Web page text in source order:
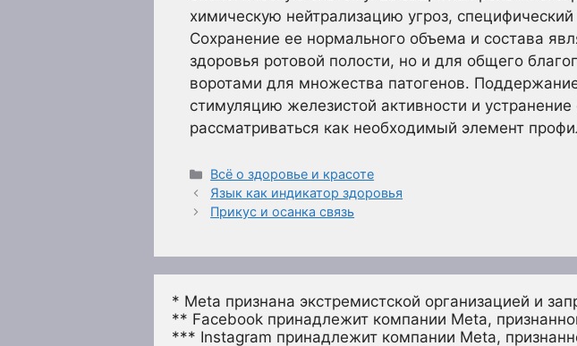
химическую нейтрализацию угроз,
Сохранение ее нормального объема и состава
здоровья ротовой полости, но и для общего
воротами для множества патогенов.
стимуляцию железистой активности и
рассматриваться как необходимый элемент
Рубрики
Всё о здоровье и красоте
Язык как индикатор здоровья
Прикус и осанка связь
* Meta признана экстремистской организацией и
** Facebook принадлежит компании Meta,
*** Instagram принадлежит компании Meta,